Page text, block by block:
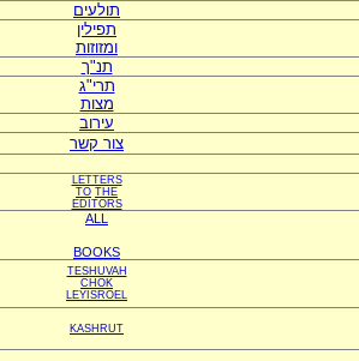
תולעים
תפילין
ומזוזות
תנ"ך
תרי"ג
מצות
עירוב
צור קשר
LETTERS
TO THE
EDITORS
ALL
BOOKS
TESHUVAH
CHOK
LEYISROEL
KASHRUT